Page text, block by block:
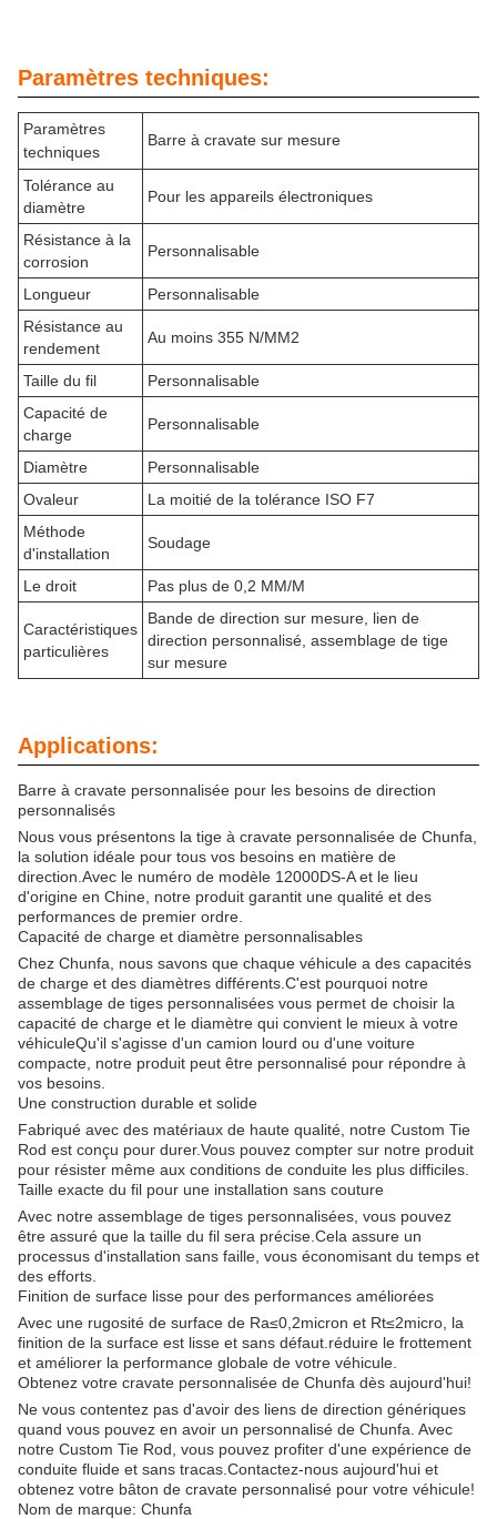
Paramètres techniques:
Paramètres
techniques
Barre à cravate sur mesure
Tolérance au
diamètre
Pour les appareils électroniques
Résistance à la
corrosion
Personnalisable
Longueur
Personnalisable
Résistance au
rendement
Au moins 355 N/MM2
Taille du fil
Personnalisable
Capacité de
charge
Personnalisable
Diamètre
Personnalisable
Ovaleur
La moitié de la tolérance ISO F7
Méthode
d'installation
Soudage
Le droit Pas plus de 0,2 MM/M
Caractéristiques
particulières
Bande de direction sur mesure, lien de
direction personnalisé, assemblage de tige
sur mesure
Applications:
Barre à cravate personnalisée pour les besoins de direction
personnalisés
Nous vous présentons la tige à cravate personnalisée de Chunfa,
la solution idéale pour tous vos besoins en matière de
direction.Avec le numéro de modèle 12000DS-A et le lieu
d'origine en Chine, notre produit garantit une qualité et des
performances de premier ordre.
Capacité de charge et diamètre personnalisables
Chez Chunfa, nous savons que chaque véhicule a des capacités
de charge et des diamètres différents.C'est pourquoi notre
assemblage de tiges personnalisées vous permet de choisir la
capacité de charge et le diamètre qui convient le mieux à votre
véhiculeQu'il s'agisse d'un camion lourd ou d'une voiture
compacte, notre produit peut être personnalisé pour répondre à
vos besoins.
Une construction durable et solide
Fabriqué avec des matériaux de haute qualité, notre Custom Tie
Rod est conçu pour durer.Vous pouvez compter sur notre produit
pour résister même aux conditions de conduite les plus difficiles.
Taille exacte du fil pour une installation sans couture
Avec notre assemblage de tiges personnalisées, vous pouvez
être assuré que la taille du fil sera précise.Cela assure un
processus d'installation sans faille, vous économisant du temps et
des efforts.
Finition de surface lisse pour des performances améliorées
Avec une rugosité de surface de Ra≤0,2micron et Rt≤2micro, la
finition de la surface est lisse et sans défaut.réduire le frottement
et améliorer la performance globale de votre véhicule.
Obtenez votre cravate personnalisée de Chunfa dès aujourd'hui!
Ne vous contentez pas d'avoir des liens de direction génériques
quand vous pouvez en avoir un personnalisé de Chunfa. Avec
notre Custom Tie Rod, vous pouvez profiter d'une expérience de
conduite fluide et sans tracas.Contactez-nous aujourd'hui et
obtenez votre bâton de cravate personnalisé pour votre véhicule!
Nom de marque: Chunfa